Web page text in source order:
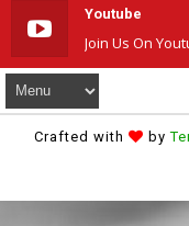
Youtube
Join Us On
Crafted with by